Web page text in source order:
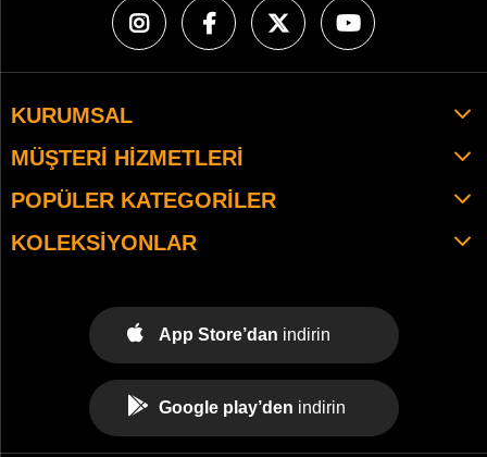
KURUMSAL
MÜŞTERI HIZMETLERI
POPÜLER KATEGORILER
KOLEKSIYONLAR
App Store’dan indirin
Google play’den indirin